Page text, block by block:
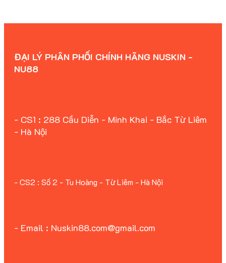
ĐẠI LÝ PHÂN PHỐI CHÍNH HÃNG NUSKIN -
NU88
- CS1 : 288 Cầu Diễn - Minh Khai - Bắc Từ Liêm
- Hà Nội
- Email : Nuskin88.com@gmail.com
- CS2 : Số 2 - Tu Hoàng - Từ Liêm - Hà Nội